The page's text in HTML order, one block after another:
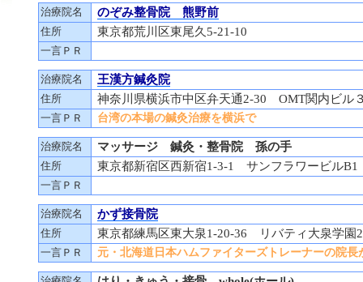
治療院名 のぞみ整骨院 熊野前
住所 東京都荒川区東尾久5-21-10
一言ＰＲ
治療院名 王漢方鍼灸院
住所 神奈川県横浜市中区弁天通2-30 OMT関内ビル
一言ＰＲ 台湾の本場の鍼灸治療を横浜で
治療院名 マッサージ 鍼灸・整骨院 孫の手
住所 東京都新宿区西新宿1-3-1 サンフラワービルB1
一言ＰＲ
治療院名 かず接骨院
住所 東京都練馬区東大泉1-20-36 リバティ大泉学園
一言ＰＲ 元・北海道日本ハムファイターズトレーナーの院